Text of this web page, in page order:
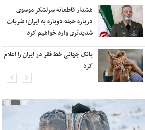
هشدار قاطعانه سرلشکر موسوی
درباره حمله دوباره به ایران؛ ضربات
شدیدتری وارد خواهیم کرد
بانک جهانی خط فقر در ایران را اعلام
کرد
 